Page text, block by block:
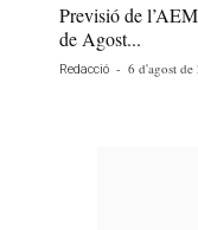
Previsió de
de Agost...
Redacció - 6 d'agost de